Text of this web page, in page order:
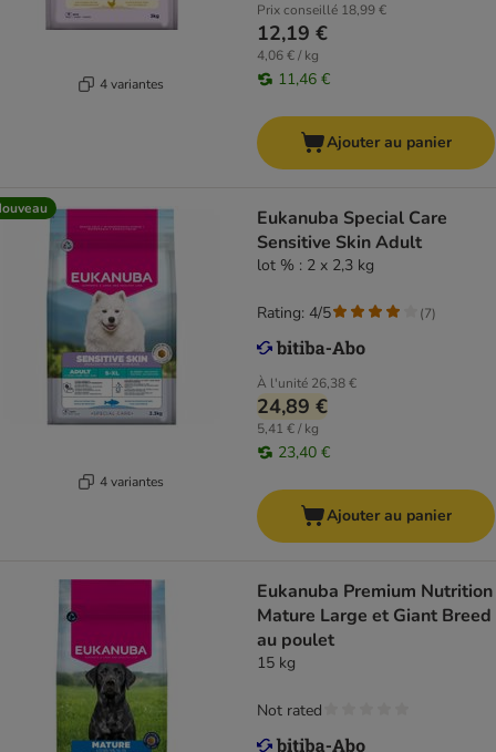
4 variantes
Prix conseillé 18,99 €
12,19 €
4,06 € / kg
11,46 €
Ajouter au panier
4 variantes
Eukanuba Special Care
Sensitive Skin Adult
lot % : 2 x 2,3 kg
À l'unité 26,38 €
24,89 €
5,41 € / kg
23,40 €
Rating: 4/5 (7)
Ajouter au panier
Eukanuba Premium Nutrition
Mature Large et Giant Breed
au poulet
15 kg
Not rated